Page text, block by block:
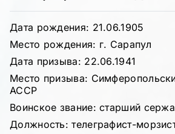
Дата рождения: 21.06.1905
Место рождения: г. Сарапул
Дата призыва: 22.06.1941
Место призыва:
АССР
Воинское звание: старший
Должность: телеграфист-